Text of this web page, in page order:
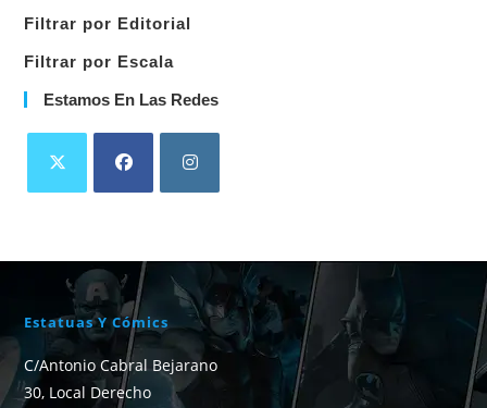
Filtrar por Editorial
Filtrar por Escala
Estamos En Las Redes
Estatuas Y Cómics
C/Antonio Cabral Bejarano
30, Local Derecho